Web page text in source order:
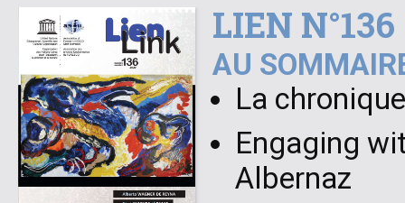
LIEN N°136
AU
La
Engaging
Albernaz